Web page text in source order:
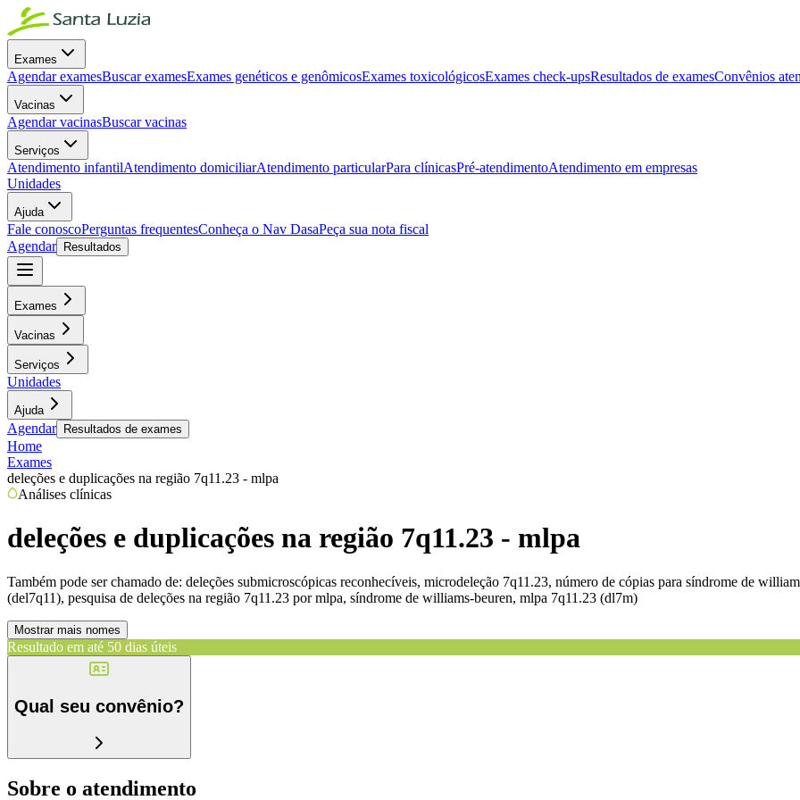
Exames
Agendar examesBuscar examesExames genéticos e genômicosExames toxicológicosExames check-upsResultados de examesConvênios
Vacinas
Agendar vacinasBuscar vacinas
Serviços
Atendimento infantilAtendimento domiciliarAtendimento particularPara clínicasPré-atendimentoAtendimento em empresas
Unidades
Ajuda
Fale conoscoPerguntas frequentesConheça o Nav DasaPeça sua nota fiscal
Agendar
Resultados
Exames
Vacinas
Serviços
Unidades
Ajuda
Agendar Resultados de exames
Home
Exames
deleções e duplicações na região 7q11.23 - mlpa
Análises clínicas
deleções e duplicações na região 7q11.23 - mlpa
Também pode ser chamado de: deleções submicroscópicas reconhecíveis, microdeleção 7q11.23, número de cópias para síndrome de
(del7q11), pesquisa de deleções na região 7q11.23 por mlpa, síndrome de williams-beuren, mlpa 7q11.23 (dl7m)
Mostrar mais nomes
Resultado em até 50 dias úteis
Qual seu convênio?
Sobre o atendimento